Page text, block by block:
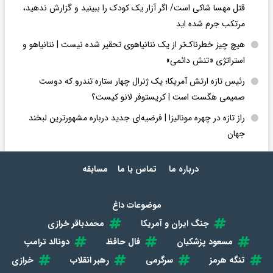
قتل مهسا شاکی است/ اگر آزار یک کودک را ببینید و گزارش ندهید،
مرتکب جرم شده اید
هیچ چیز خطرناک‌تر از یک نتانیاهوی تحقیر شده نیست | نتانیاهو و
استراتژی «تنش دائمی»
رئیس تازه ارتش آمریکا؛ یک ژنرال چهار ستاره تندرو که دوست
صمیمی هگست است | کریستوفر لانو کیست؟
راز تازه در چهره مونالیزا | فرضیه‌ای جدید درباره مشهورترین لبخند
جهان
درباره ما تماس با ما مسابقه
موضوعات داغ
جنگ ایران و آمریکا
محمدباقر خرازی
مسعود پزشکیان
فال حافظ
دونالد ترامپ
تنگه هرمز
سرگرمی رهبر انقلاب خرازی